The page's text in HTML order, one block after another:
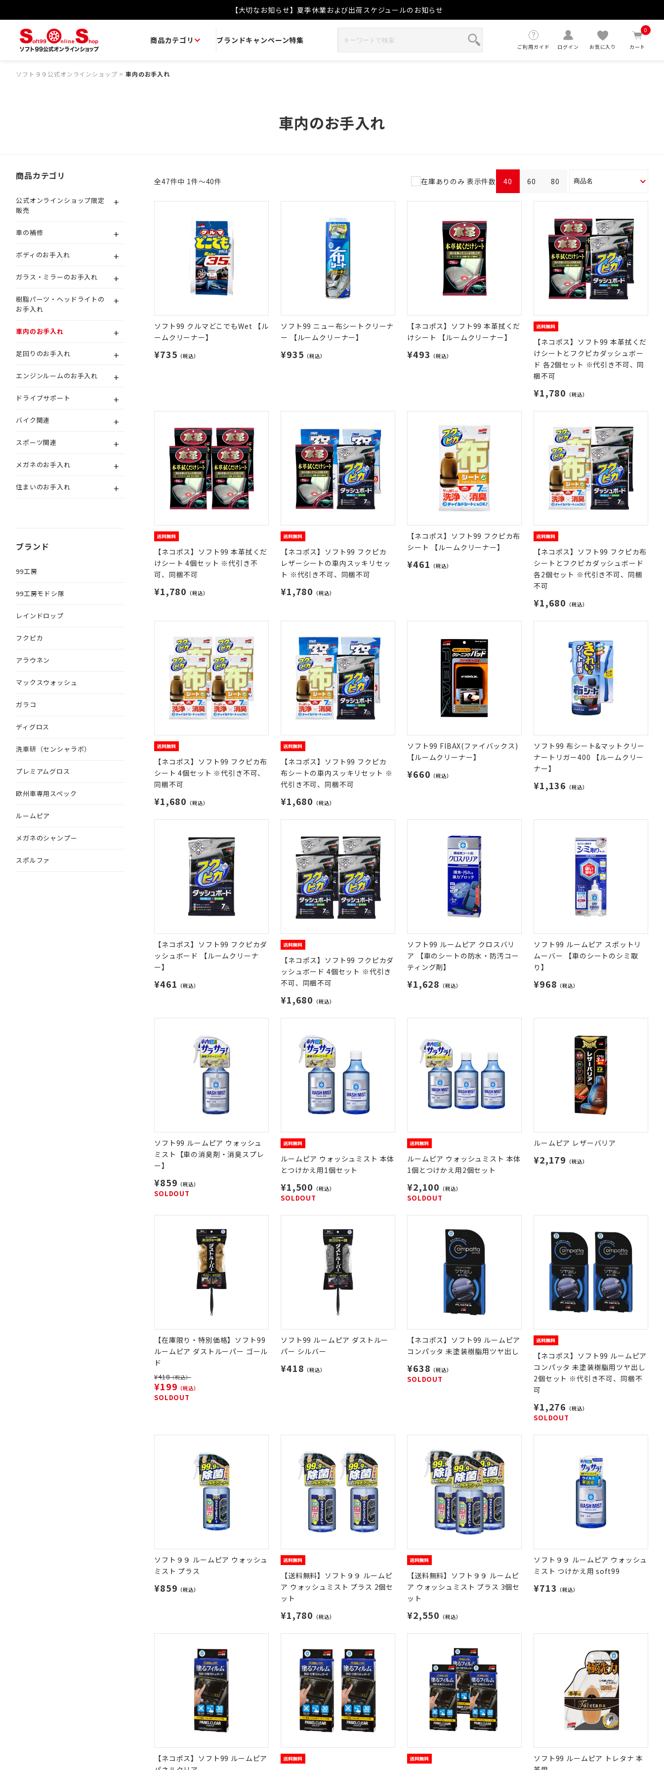
【大切なお知らせ】夏季休業および出荷スケジュールのお知らせ
商品カテゴリ ブランドキャンペーン特集
ご利用ガイド ログイン お気に入り カート
0
ソフト９９公式オンラインショップ > 車内のお手入れ
車内のお手入れ
商品カテゴリ
公式オンラインショップ限定
販売
+
車の補修 +
ボディのお手入れ +
ガラス・ミラーのお手入れ +
樹脂パーツ・ヘッドライトの
お手入れ
+
車内のお手入れ +
足回りのお手入れ +
エンジンルームのお手入れ +
ドライブサポート +
バイク関連 +
スポーツ関連 +
メガネのお手入れ +
住まいのお手入れ +
ブランド
99工房
99工房モドシ隊
レインドロップ
フクピカ
アラウネン
マックスウォッシュ
ガラコ
ディグロス
洗車研（センシャラボ）
プレミアムグロス
欧州車専用スペック
ルームピア
メガネのシャンプー
スポルファ
全47件中 1件～40件 在庫ありのみ 表示件数 40 60 80
ソフト99 クルマどこでもWet 【ル
ームクリーナー】
¥735 （税込）
ソフト99 ニュー布シートクリーナ
ー 【ルームクリーナー】
¥935 （税込）
【ネコポス】ソフト99 本革拭くだ
けシート 【ルームクリーナー】
¥493 （税込）
【ネコポス】ソフト99 本革拭くだ
けシートとフクピカダッシュボー
ド 各2個セット ※代引き不可、同
梱不可
¥1,780 （税込）
【ネコポス】ソフト99 本革拭くだ
けシート 4個セット ※代引き不
可、同梱不可
¥1,780 （税込）
【ネコポス】ソフト99 フクピカ
レザーシートの車内スッキリセッ
ト ※代引き不可、同梱不可
¥1,780 （税込）
【ネコポス】ソフト99 フクピカ布
シート 【ルームクリーナー】
¥461 （税込）
【ネコポス】ソフト99 フクピカ布
シートとフクピカダッシュボード
各2個セット ※代引き不可、同梱
不可
¥1,680 （税込）
【ネコポス】ソフト99 フクピカ布
シート 4個セット ※代引き不可、
同梱不可
¥1,680 （税込）
【ネコポス】ソフト99 フクピカ
布シートの車内スッキリセット ※
代引き不可、同梱不可
¥1,680 （税込）
ソフト99 FIBAX(ファイバックス)
【ルームクリーナー】
¥660 （税込）
ソフト99 布シート&マットクリー
ナートリガー400 【ルームクリー
ナー】
¥1,136 （税込）
【ネコポス】ソフト99 フクピカダ
ッシュボード 【ルームクリーナ
ー】
¥461 （税込）
【ネコポス】ソフト99 フクピカダ
ッシュボード 4個セット ※代引き
不可、同梱不可
¥1,680 （税込）
ソフト99 ルームピア クロスバリ
ア 【車のシートの防水・防汚コー
ティング剤】
¥1,628 （税込）
ソフト99 ルームピア スポットリ
ムーバー 【車のシートのシミ取
り】
¥968 （税込）
ソフト99 ルームピア ウォッシュ
ミスト【車の消臭剤・消臭スプレ
ー】
¥859 （税込）
SOLDOUT
ルームピア ウォッシュミスト 本体
とつけかえ用1個セット
¥1,500 （税込）
SOLDOUT
ルームピア ウォッシュミスト 本体
1個とつけかえ用2個セット
¥2,100 （税込）
SOLDOUT
ルームピア レザーバリア
¥2,179 （税込）
【在庫限り・特別価格】ソフト99
ルームピア ダストルーパー ゴール
ド
¥418（税込）
¥199 （税込）
SOLDOUT
ソフト99 ルームピア ダストルー
パー シルバー
¥418 （税込）
【ネコポス】ソフト99 ルームピア
コンパッタ 未塗装樹脂用ツヤ出し
¥638 （税込）
SOLDOUT
【ネコポス】ソフト99 ルームピア
コンパッタ 未塗装樹脂用ツヤ出し
2個セット ※代引き不可、同梱不
可
¥1,276 （税込）
SOLDOUT
ソフト９９ ルームピア ウォッシュ
ミスト プラス
¥859 （税込）
【送料無料】ソフト９９ ルームピ
ア ウォッシュミスト プラス 2個セ
ット
¥1,780 （税込）
【送料無料】ソフト９９ ルームピ
ア ウォッシュミスト プラス 3個セ
ット
¥2,550 （税込）
ソフト９９ ルームピア ウォッシュ
ミスト つけかえ用 soft99
¥713 （税込）
【ネコポス】ソフト99 ルームピア
ソフト99 ルームピア トレタナ 本